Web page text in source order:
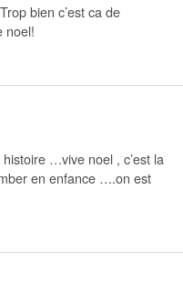
bien c’est ca de
noel!
…vive noel , c’est la
en enfance ….on est